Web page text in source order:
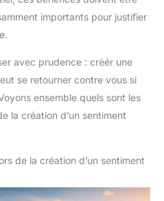
importants pour justifier
avec prudence : créér une
se retourner contre vous si
ensemble quels sont les
la création d’un sentiment
de la création d’un sentiment